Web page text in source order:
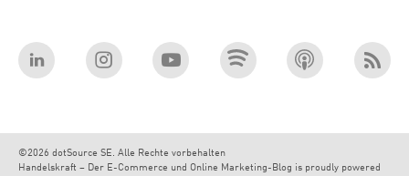
©2026 dotSource SE. Alle Rechte vorbehalten
Handelskraft – Der E-Commerce und Online Marketing-Blog is proudly powered